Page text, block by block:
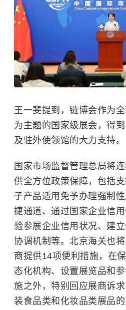
王一斐提到，链博会作为
为主题的国家级展会，得
及驻外使领馆的大力支持。
国家市场监督管理总局将
供全方位政策保障，包括
子产品适用免予办理强制
捷通道、通过国家企业信
验参展企业信用状况、建
协调机制等。北京海关也
商提供14项便利措施，在
态化机构、设置展览品和
施之外，特别回应展商诉
装食品类和化妆品类展品